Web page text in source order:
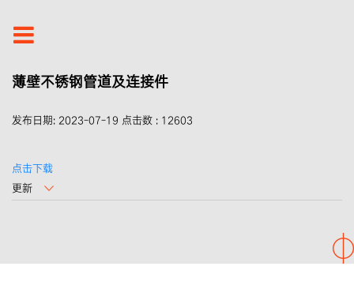
薄壁不锈钢管道及连接件
发布日期: 2023-07-19 点击数 : 12603
点击下载
更新